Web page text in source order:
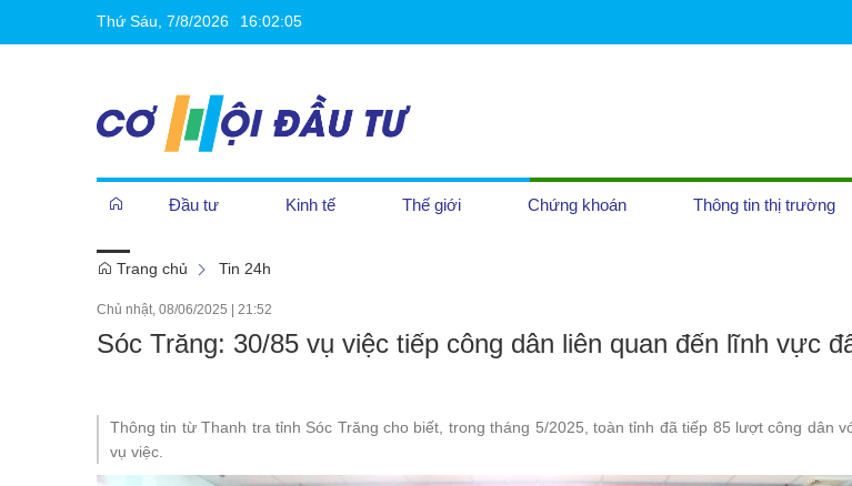
Thứ Sáu, 7/8/2026 16:02:05
Đầu tư
Cần biết
Khởi nghiệp
Kinh tế Thế giới Chứng khoán Thông tin thị trường
Tiền tệ
Trang chủ Tin 24h
Chủ nhật, 08/06/2025 | 21:52
Sóc Trăng: 30/85 vụ việc tiếp công dân liên quan đến lĩnh vực
Thông tin từ Thanh tra tỉnh Sóc Trăng cho biết, trong tháng 5/2025, toàn tỉnh đã tiếp 85 lượt công dân
vụ việc.